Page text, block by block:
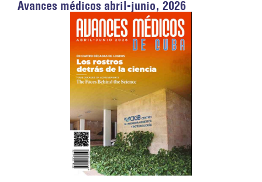
Avances médicos abril-junio, 2026